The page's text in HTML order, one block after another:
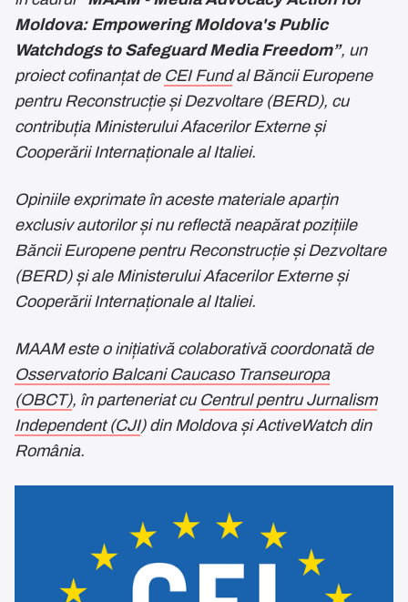
Moldova: Empowering Moldova's Public
Watchdogs to Safeguard Media Freedom”, un
proiect cofinanțat de CEI Fundal Băncii Europene
pentru Reconstrucție și Dezvoltare (BERD), cu
contribuția Ministerului Afacerilor Externe și
Cooperării Internaționale al Italiei.
Opiniile exprimate în aceste materiale aparțin
exclusiv autorilor și nu reflectă neapărat pozițiile
Băncii Europene pentru Reconstrucție și Dezvoltare
(BERD) și ale Ministerului Afacerilor Externe și
Cooperării Internaționale al Italiei.
MAAM este o inițiativă colaborativă coordonată de
Osservatorio Balcani Caucaso Transeuropa
(OBCT), în parteneriat cu Centrul pentru Jurnalism
Independent (CJI) din Moldova și ActiveWatch din
România.